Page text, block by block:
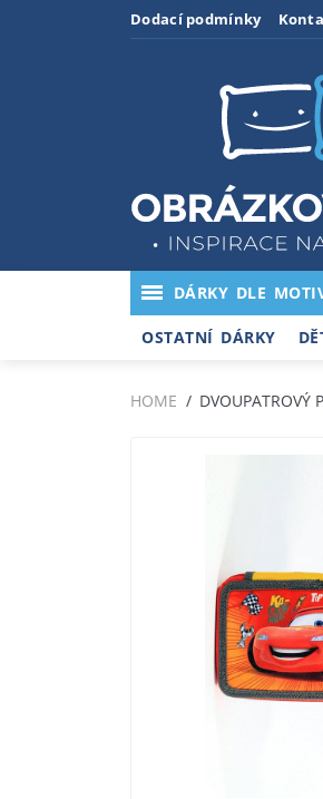
Dodací podmínky
DÁRKY DLE
OSTATNÍ DÁRKY
HOME DVOUPATROVÝ